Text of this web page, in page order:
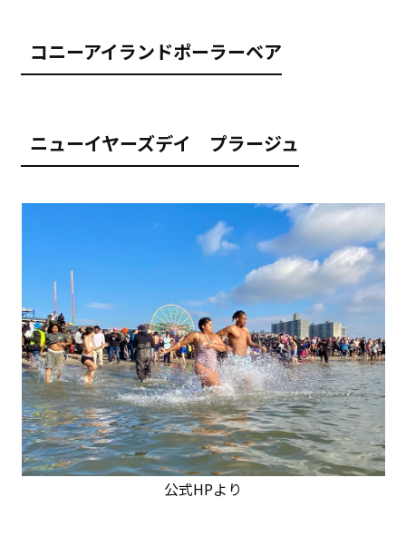
コニーアイランドポーラーベア
ニューイヤーズデイ プラージュ
公式HPより